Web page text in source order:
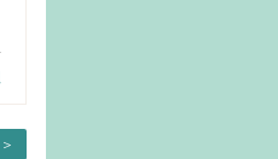
＞